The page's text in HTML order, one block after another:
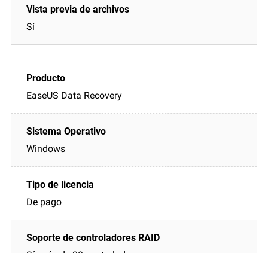
Sí
EaseUS Data Recovery
Windows
De pago